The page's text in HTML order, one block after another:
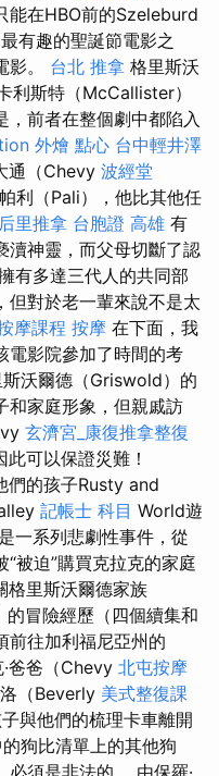
能在HBO前的Szeleburd
有趣的聖誕節電影之
影。 台北 推拿 格里斯沃
利斯特（McCallister）
，前者在整個劇中都陷入
外燴 點心 台中輕井澤
通（Chevy 波經堂
利（Pali），他比其他任
后里推拿 台胞證 高雄 有
瀆神靈，而父母切斷了認
有多達三代人的共同部
但對於老一輩來說不是太
摩課程 按摩 在下面，我
電影院參加了時間的考
沃爾德（Griswold）的
和家庭形象，但親戚訪
玄濟宮_康復推拿整復
可以保證災難！
們的孩子Rusty and
記帳士 科目 World遊
一系列悲劇性事件，從
被迫”購買克拉克的家庭
格里斯沃爾德家族
的冒險經歷（四個續集和
前往加利福尼亞州的
爸爸（Chevy 北屯按摩
（Beverly 美式整復課
與他們的梳理卡車離開
狗比清單上的其他狗
須是非法的。 由保羅·